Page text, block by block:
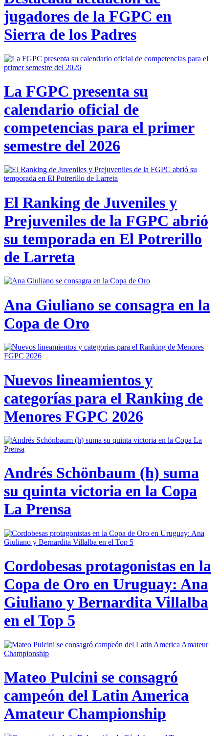
jugadores de la FGPC en
Sierra de los Padres
La FGPC presenta su
calendario oficial de
competencias para el primer
semestre del 2026
El Ranking de Juveniles y
Prejuveniles de la FGPC abrió
su temporada en El Potrerillo
de Larreta
Ana Giuliano se consagra en la
Copa de Oro
Nuevos lineamientos y
categorías para el Ranking de
Menores FGPC 2026
Andrés Schönbaum (h) suma
su quinta victoria en la Copa
La Prensa
Cordobesas protagonistas en la
Copa de Oro en Uruguay: Ana
Giuliano y Bernardita Villalba
en el Top 5
Mateo Pulcini se consagró
campeón del Latin America
Amateur Championship